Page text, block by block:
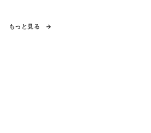
もっと見る